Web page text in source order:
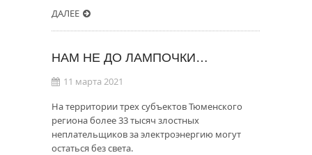
ДАЛЕЕ
НАМ НЕ ДО ЛАМПОЧКИ…
11 марта 2021
На территории трех субъектов Тюменского
региона более 33 тысяч злостных
неплательщиков за электроэнергию могут
остаться без света.